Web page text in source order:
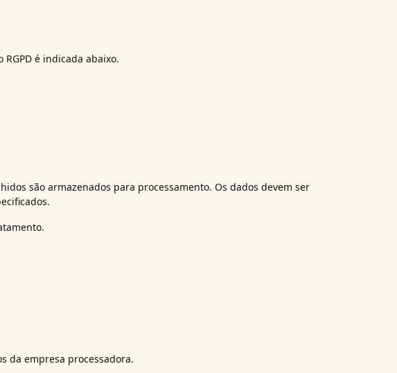
é indicada abaixo.
são armazenados para processamento. Os dados devem ser
da empresa processadora.